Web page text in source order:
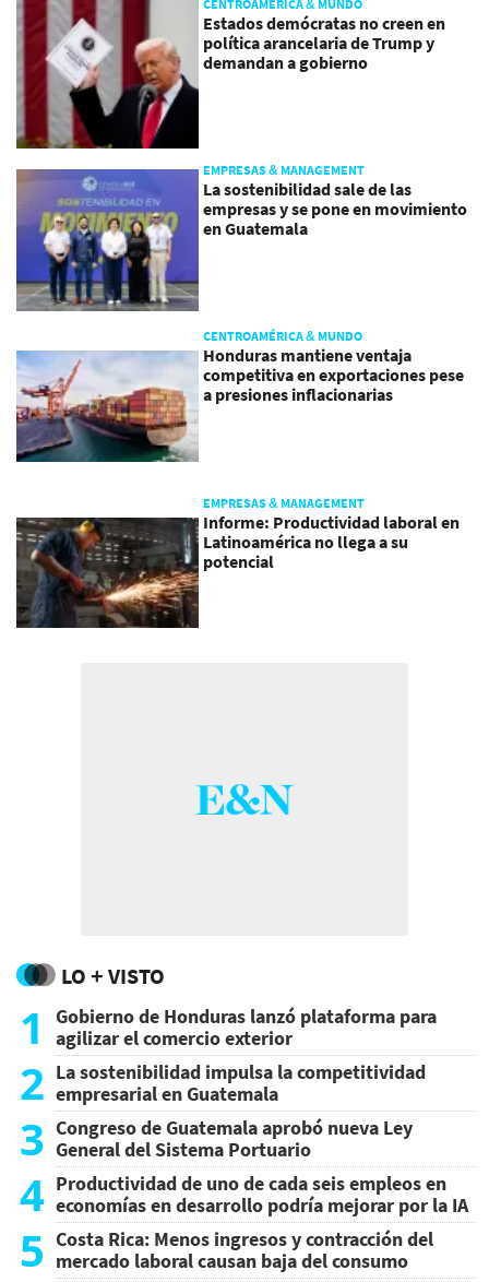
CENTROAMÉRICA & MUNDO
Estados demócratas no creen en
política arancelaria de Trump y
demandan a gobierno
EMPRESAS & MANAGEMENT
La sostenibilidad sale de las
empresas y se pone en movimiento
en Guatemala
CENTROAMÉRICA & MUNDO
Honduras mantiene ventaja
competitiva en exportaciones pese
a presiones inflacionarias
EMPRESAS & MANAGEMENT
Informe: Productividad laboral en
Latinoamérica no llega a su
potencial
LO + VISTO
1
Gobierno de Honduras lanzó plataforma para
agilizar el comercio exterior
2 La sostenibilidad impulsa la competitividad
empresarial en Guatemala
3 Congreso de Guatemala aprobó nueva Ley
General del Sistema Portuario
4 Productividad de uno de cada seis empleos en
economías en desarrollo podría mejorar por la IA
5 Costa Rica: Menos ingresos y contracción del
mercado laboral causan baja del consumo